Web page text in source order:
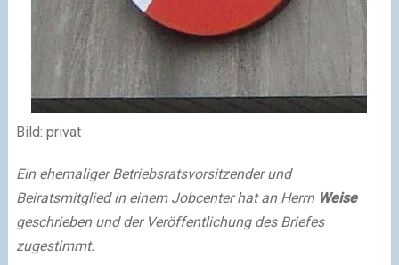
Bild: privat
Ein ehemaliger Betriebsratsvorsitzender und
Beiratsmitglied in einem Jobcenter hat an Herrn Weise
geschrieben und der Veröffentlichung des Briefes
zugestimmt.